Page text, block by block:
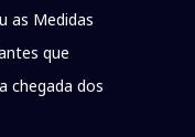
as Medidas
que
chegada dos